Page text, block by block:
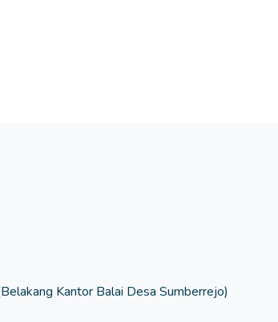
Kantor Balai Desa Sumberrejo)